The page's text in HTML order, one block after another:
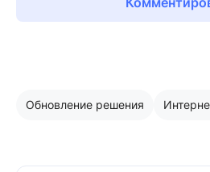
Обновление решения